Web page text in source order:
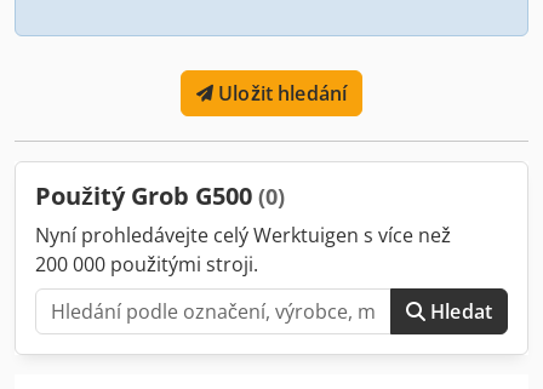
Uložit hledání
Použitý Grob G500 (0)
Nyní prohledávejte celý Werktuigen s více než
200 000 použitými stroji.
Hledat